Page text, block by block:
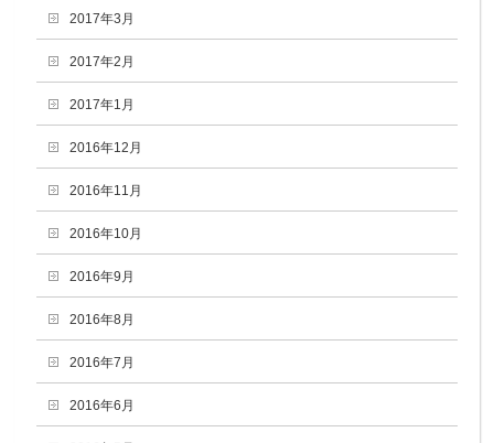
2017年3月
2017年2月
2017年1月
2016年12月
2016年11月
2016年10月
2016年9月
2016年8月
2016年7月
2016年6月